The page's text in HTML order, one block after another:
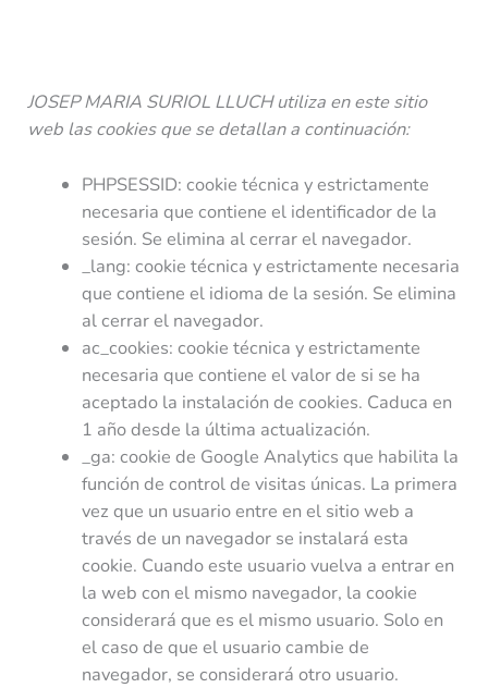
JOSEP MARIA SURIOL LLUCHutiliza en este sitio
web las cookies que se detallan a continuación:
PHPSESSID: cookie técnica y estrictamente
necesaria que contiene el identificador de la
sesión. Se elimina al cerrar el navegador.
_lang: cookie técnica y estrictamente necesaria
que contiene el idioma de la sesión. Se elimina
al cerrar el navegador.
ac_cookies: cookie técnica y estrictamente
necesaria que contiene el valor de si se ha
aceptado la instalación de cookies. Caduca en
1 año desde la última actualización.
_ga: cookie de Google Analytics que habilita la
función de control de visitas únicas. La primera
vez que un usuario entre en el sitio web a
través de un navegador se instalará esta
cookie. Cuando este usuario vuelva a entrar en
la web con el mismo navegador, la cookie
considerará que es el mismo usuario. Solo en
el caso de que el usuario cambie de
navegador, se considerará otro usuario.